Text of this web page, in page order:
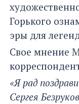
Горького
эры для
Свое мнение
«Я рад
Сергея